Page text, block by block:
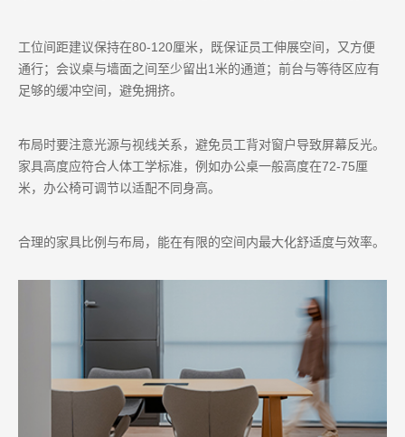
工位间距建议保持在80-120厘米，既保证员工伸展空间，又方便
通行；会议桌与墙面之间至少留出1米的通道；前台与等待区应有
足够的缓冲空间，避免拥挤。
布局时要注意光源与视线关系，避免员工背对窗户导致屏幕反光。
家具高度应符合人体工学标准，例如办公桌一般高度在72-75厘
米，办公椅可调节以适配不同身高。
合理的家具比例与布局，能在有限的空间内最大化舒适度与效率。